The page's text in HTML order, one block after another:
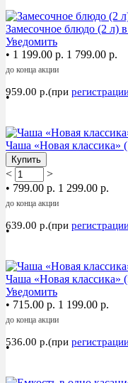
Замесочное блюдо (2 л)
Уведомить
• 1 199.00 р. 1 799.00 р.
до конца акции
959.00 р.(при
•
Чаша «Новая классика»
Купить
<
>
• 799.00 р. 1 299.00 р.
до конца акции
639.00 р.(при
•
Чаша «Новая классика»
Уведомить
• 715.00 р. 1 199.00 р.
до конца акции
536.00 р.(при
•